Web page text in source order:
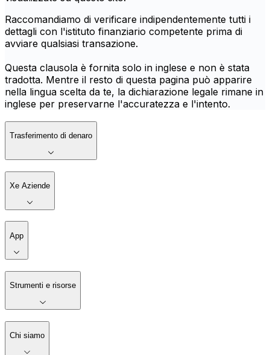
Raccomandiamo di verificare indipendentemente tutti i
dettagli con l'istituto finanziario competente prima di
avviare qualsiasi transazione.
Questa clausola è fornita solo in inglese e non è stata
tradotta. Mentre il resto di questa pagina può apparire
nella lingua scelta da te, la dichiarazione legale rimane in
inglese per preservarne l'accuratezza e l'intento.
Trasferimento di denaro
Xe Aziende
App
Strumenti e risorse
Chi siamo